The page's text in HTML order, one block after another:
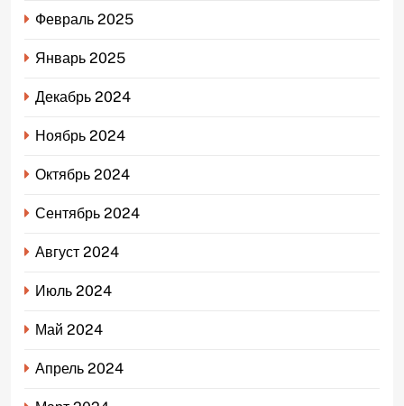
Февраль 2025
Январь 2025
Декабрь 2024
Ноябрь 2024
Октябрь 2024
Сентябрь 2024
Август 2024
Июль 2024
Май 2024
Апрель 2024